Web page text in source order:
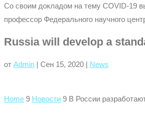
Со своим докладом на тему COVID-19
профессор Федерального научного
Russia will develop a
от Admin | Сен 15, 2020 | News
Home 9 Новости 9 В России